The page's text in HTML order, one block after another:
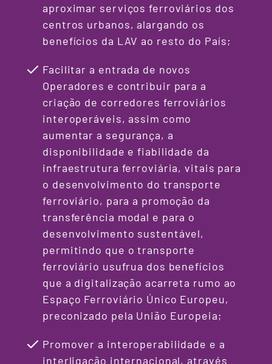
aproximar serviços ferroviários dos
centros urbanos, alargando os
benefícios da LAV ao resto do País;
Facilitar a entrada de novos
Operadores e contribuir para a
criação de corredores ferroviários
interoperáveis, assim como
aumentar a segurança, a
disponibilidade e fiabilidade da
infraestrutura ferroviária, vitais para
o desenvolvimento do transporte
ferroviário, para a promoção da
transferência modal e para o
desenvolvimento sustentável,
permitindo que o transporte
ferroviário usufrua dos benefícios
que a digitalização acarreta rumo ao
Espaço Ferroviário Único Europeu,
preconizado pela União Europeia;
Promover a interoperabilidade e a
interligação internacional, através